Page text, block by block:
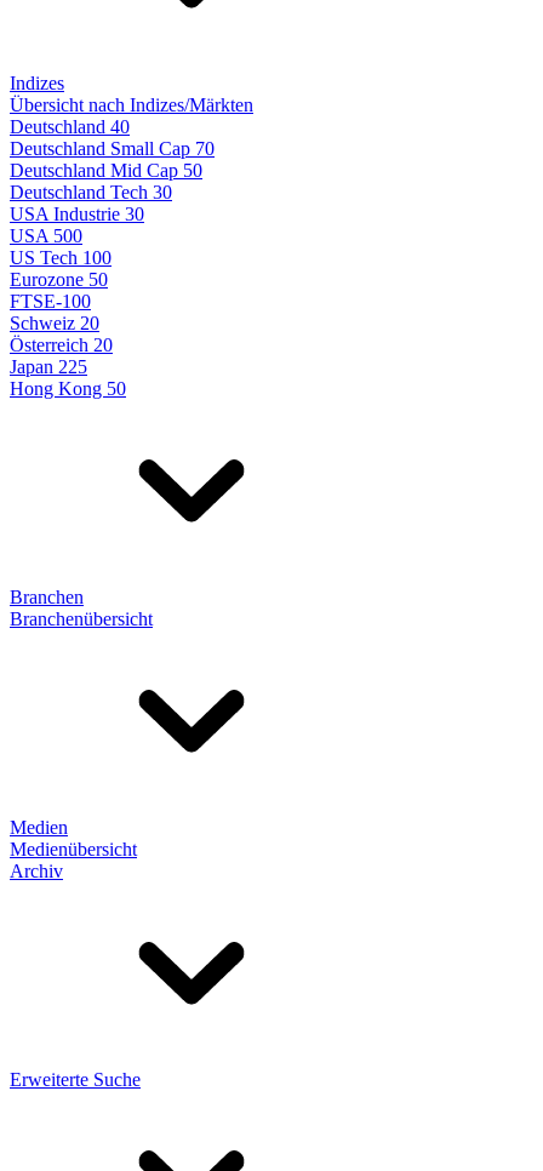
Indizes
Übersicht nach Indizes/Märkten
Deutschland 40
Deutschland Small Cap 70
Deutschland Mid Cap 50
Deutschland Tech 30
USA Industrie 30
USA 500
US Tech 100
Eurozone 50
FTSE-100
Schweiz 20
Österreich 20
Japan 225
Hong Kong 50
Branchen
Branchenübersicht
Medien
Medienübersicht
Archiv
Erweiterte Suche